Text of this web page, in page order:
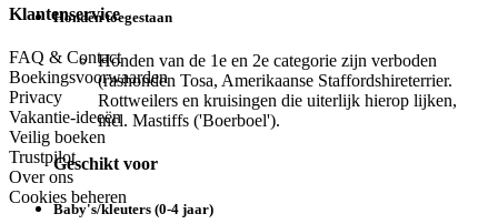
Honden toegestaan
Honden van de 1e en 2e categorie zijn verboden
(rashonden Tosa, Amerikaanse Staffordshireterrier.
Rottweilers en kruisingen die uiterlijk hierop lijken,
incl. Mastiffs ('Boerboel').
Geschikt voor
Baby's/kleuters (0-4 jaar)
Klantenservice
FAQ & Contact
Boekingsvoorwaarden
Privacy
Vakantie-ideeën
Veilig boeken
Trustpilot
Over ons
Cookies beheren